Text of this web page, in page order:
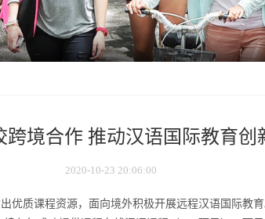
境合作 推动汉语国际教育创
2020-10-23 20:06:00
优质课程资源，面向境外积极开展远程汉语国际教